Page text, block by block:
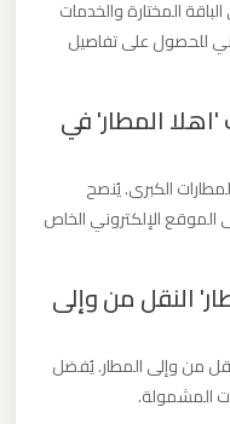
المختارة والخدمات
للحصول على تفاصيل
المطار' في
الكبرى. يُنصح
الموقع الإلكتروني الخاص
النقل من وإلى
من وإلى المطار. يُفضل
المشمولة.